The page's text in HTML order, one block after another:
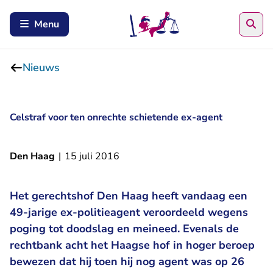
Menu
Nieuws
Celstraf voor ten onrechte schietende ex-agent
Den Haag | 15 juli 2016
Het gerechtshof Den Haag heeft vandaag een
49-jarige ex-politieagent veroordeeld wegens
poging tot doodslag en meineed. Evenals de
rechtbank acht het Haagse hof in hoger beroep
bewezen dat hij toen hij nog agent was op 26